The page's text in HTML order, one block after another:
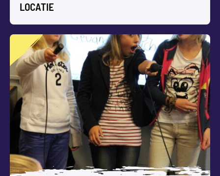
LOCATIE
VLOG WORKSHOP VOOR GROEPEN OP
LOCATIE
Is vloggen nou echt zo gemakkelijk als het lijkt? We gaan
zelf filmen en monteren.